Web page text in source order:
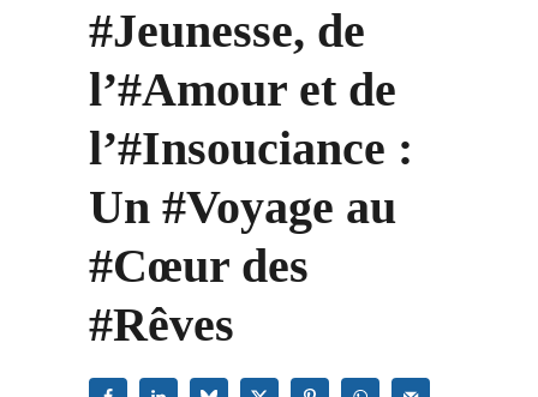
#Jeunesse, de
l’#Amour et de
l’#Insouciance :
Un #Voyage au
#Cœur des
#Rêves